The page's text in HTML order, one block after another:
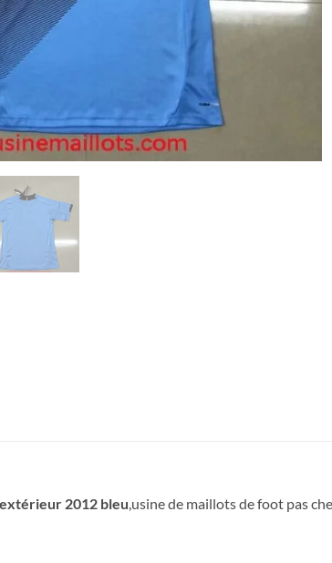
2012 bleu ,usine de maillots de foot pas